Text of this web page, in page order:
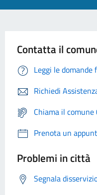
Contatta il
Leggi le domande
Richiedi
Chiama il
Prenota un
Problemi in città
Segnala